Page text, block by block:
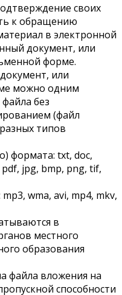
своих
к обращению
в электронной
документ, или
форме.
или
можно одним
без
(файл
типов
формата: txt, doc,
jpg, bmp, png, tif,
wma, avi, mp4, mkv,
в
местного
образования
файла вложения на
способности